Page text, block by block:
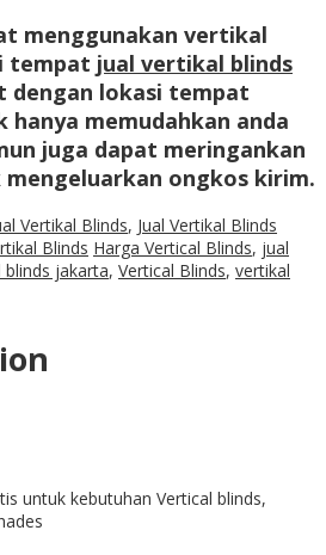
menggunakan vertikal
tempat jual vertikal blinds
dengan lokasi tempat
hanya memudahkan anda
juga dapat meringankan
ongkos kirim.
Vertikal Blinds, Jual Vertikal Blinds
Blinds Harga Vertical Blinds, jual
blinds jakarta, Vertical Blinds, vertikal
untuk kebutuhan Vertical blinds,